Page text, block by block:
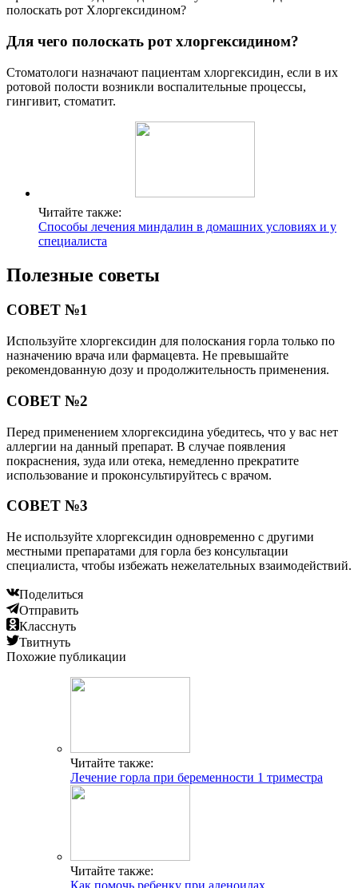
полоскать рот Хлоргексидином?
Для чего полоскать рот хлоргексидином?
Стоматологи назначают пациентам хлоргексидин, если в их
ротовой полости возникли воспалительные процессы,
гингивит, стоматит.
Читайте также:
Способы лечения миндалин в домашних условиях и у
специалиста
Полезные советы
СОВЕТ №1
Используйте хлоргексидин для полоскания горла только по
назначению врача или фармацевта. Не превышайте
рекомендованную дозу и продолжительность применения.
СОВЕТ №2
Перед применением хлоргексидина убедитесь, что у вас нет
аллергии на данный препарат. В случае появления
покраснения, зуда или отека, немедленно прекратите
использование и проконсультируйтесь с врачом.
СОВЕТ №3
Не используйте хлоргексидин одновременно с другими
местными препаратами для горла без консультации
специалиста, чтобы избежать нежелательных взаимодействий.
Поделиться
Отправить
Класснуть
Твитнуть
Похожие публикации
Читайте также:
Лечение горла при беременности 1 триместра
Читайте также:
Как помочь ребенку при аденоидах